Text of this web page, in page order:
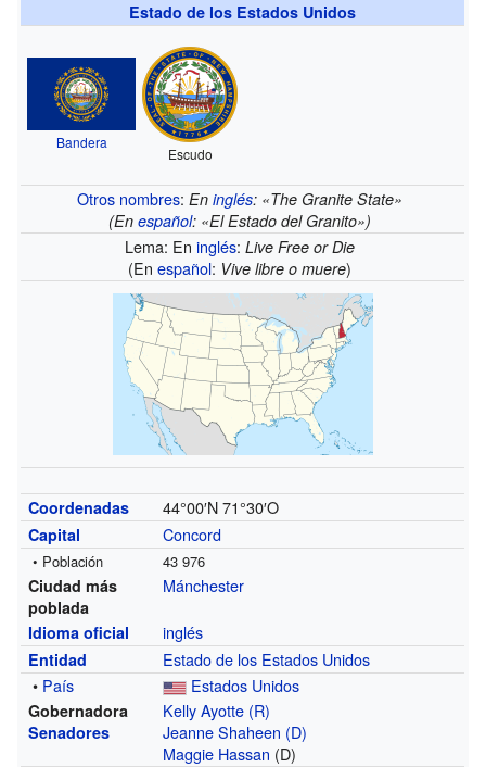
Estado de los Estados Unidos
Bandera
Escudo
Otros nombres: En inglés: «The Granite State»
(En español: «El Estado del Granito»)
Lema: En inglés: Live Free or Die
(En español: Vive libre o muere)
Coordenadas 44°00′N 71°30′O
Capital Concord
• Población 43 976
Ciudad más
poblada
Mánchester
Idioma oficial inglés
Entidad
Estado de los Estados Unidos
• País Estados Unidos
Gobernadora
Senadores
Kelly Ayotte (R)
Jeanne Shaheen (D)
Maggie Hassan (D)